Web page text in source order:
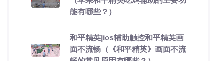
能有哪些？）
和平精英|ios辅助触控和平精英画
面不流畅（《和平精英》画面不流